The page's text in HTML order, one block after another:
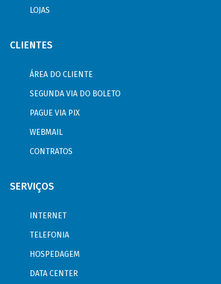
LOJAS
CLIENTES
ÁREA DO CLIENTE
SEGUNDA VIA DO BOLETO
PAGUE VIA PIX
WEBMAIL
CONTRATOS
SERVIÇOS
INTERNET
TELEFONIA
HOSPEDAGEM
DATA CENTER